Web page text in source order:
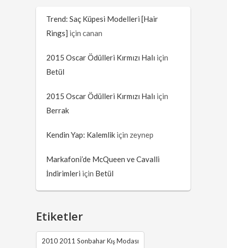
Trend: Saç Küpesi Modelleri [Hair
Rings] içincanan
2015 Oscar Ödülleri Kırmızı Halı için
Betül
2015 Oscar Ödülleri Kırmızı Halı için
Berrak
Kendin Yap: Kalemlik için zeynep
Markafoni’de McQueen ve Cavalli
İndirimleri için Betül
Etiketler
2010 2011 Sonbahar Kış Modası